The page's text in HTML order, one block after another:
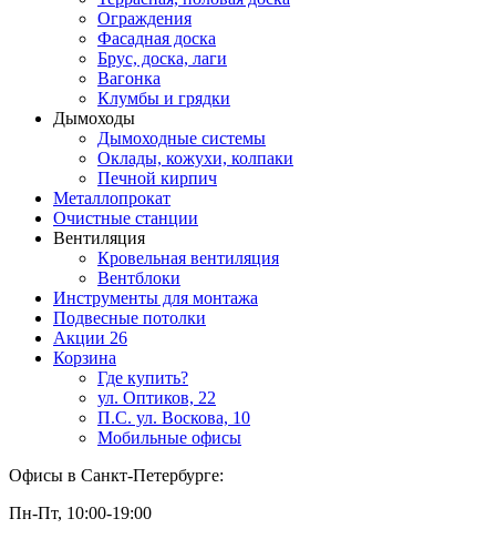
Ограждения
Фасадная доска
Брус, доска, лаги
Вагонка
Клумбы и грядки
Дымоходы
Дымоходные системы
Оклады, кожухи, колпаки
Печной кирпич
Металлопрокат
Очистные станции
Вентиляция
Кровельная вентиляция
Вентблоки
Инструменты для монтажа
Подвесные потолки
Акции 26
Корзина
Где купить?
ул. Оптиков, 22
П.С. ул. Воскова, 10
Мобильные офисы
Офисы в Санкт-Петербурге:
Пн-Пт, 10:00-19:00